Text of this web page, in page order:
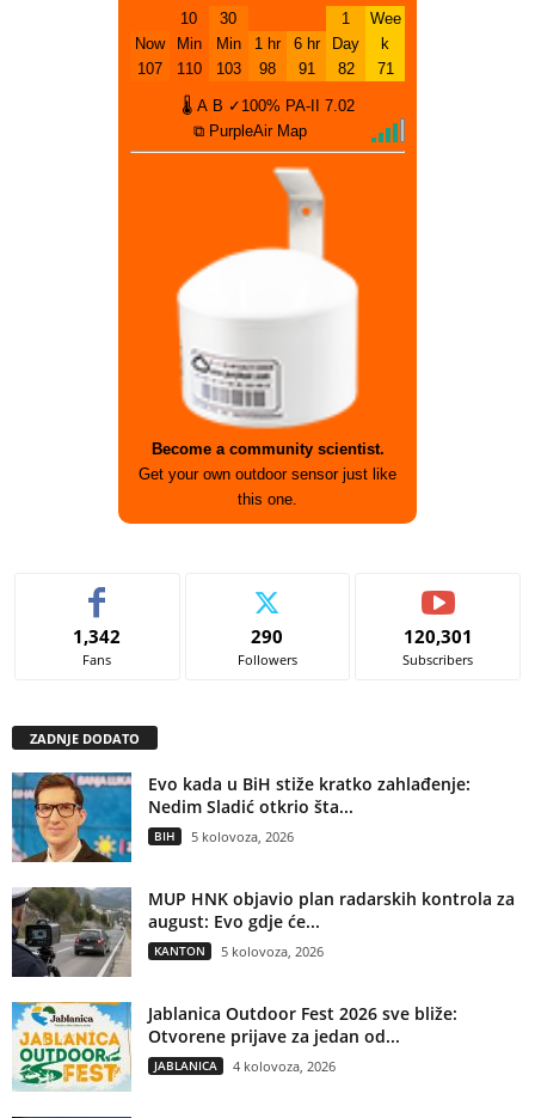
Now
107
10
Min
110
30
Min
103
1 hr
98
6 hr
91
1
Day
82
Wee
k
71
🌡 A B ✓100% PA-II
7.02
⧉ PurpleAir Map
Become a community scientist.
Get your own outdoor sensor just like
this one.
1,342
Fans
290
Followers
120,301
Subscribers
ZADNJE DODATO
Evo kada u BiH stiže kratko zahlađenje:
Nedim Sladić otkrio šta...
BIH 5 kolovoza, 2026
MUP HNK objavio plan radarskih kontrola za
august: Evo gdje će...
KANTON 5 kolovoza, 2026
Jablanica Outdoor Fest 2026 sve bliže:
Otvorene prijave za jedan od...
JABLANICA 4 kolovoza, 2026